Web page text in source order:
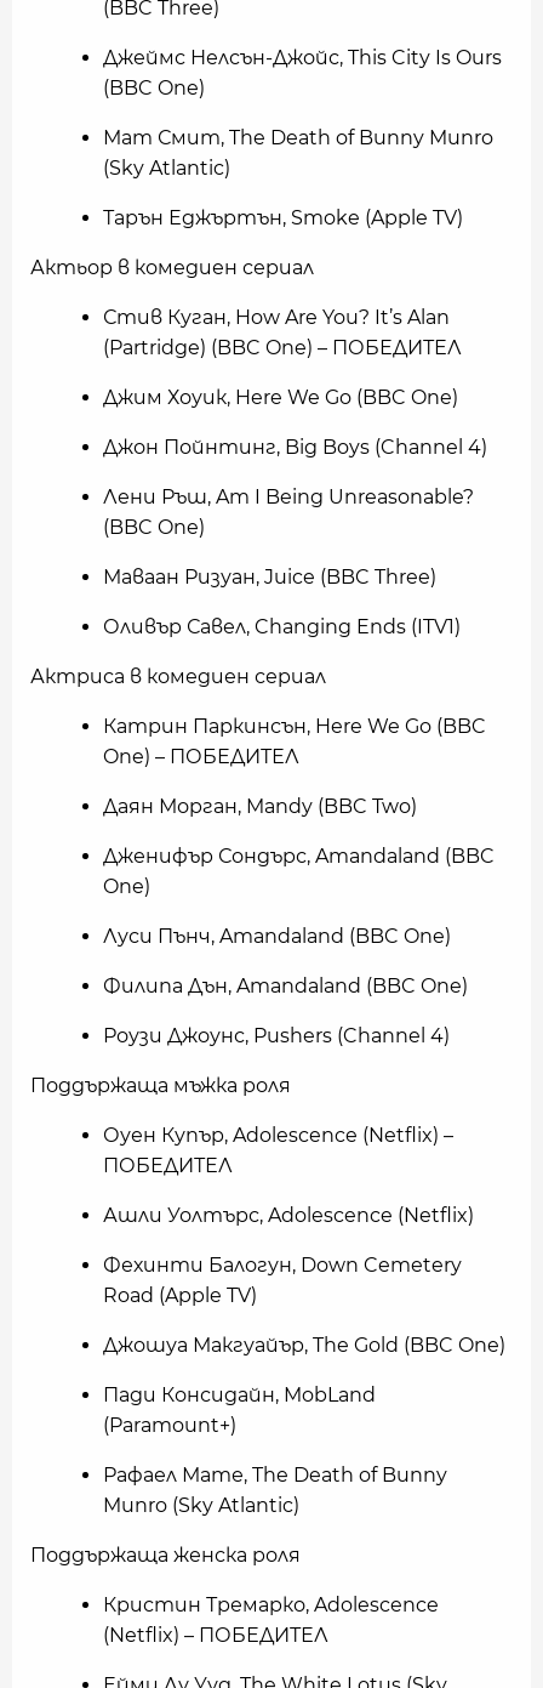
(BBC Three)
Джеймс Нелсън-Джойс, This City Is Ours
(BBC One)
Мат Смит, The Death of Bunny Munro
(Sky Atlantic)
Тарън Еджъртън, Smoke (Apple TV)
Актьор в комедиен сериал
Стив Куган, How Are You? It’s Alan
(Partridge) (BBC One) – ПОБЕДИТЕЛ
Джим Хоуик, Here We Go (BBC One)
Джон Пойнтинг, Big Boys (Channel 4)
Лени Ръш, Am I Being Unreasonable?
(BBC One)
Маваан Ризуан, Juice (BBC Three)
Оливър Савел, Changing Ends (ITV1)
Актриса в комедиен сериал
Катрин Паркинсън, Here We Go (BBC
One) – ПОБЕДИТЕЛ
Даян Морган, Mandy (BBC Two)
Дженифър Сондърс, Amandaland (BBC
One)
Луси Пънч, Amandaland (BBC One)
Филипа Дън, Amandaland (BBC One)
Роузи Джоунс, Pushers (Channel 4)
Поддържаща мъжка роля
Оуен Купър, Adolescence (Netflix) –
ПОБЕДИТЕЛ
Ашли Уолтърс, Adolescence (Netflix)
Фехинти Балогун, Down Cemetery
Road (Apple TV)
Джошуа Макгуайър, The Gold (BBC One)
Пади Консидайн, MobLand
(Paramount+)
Рафаел Мате, The Death of Bunny
Munro (Sky Atlantic)
Поддържаща женска роля
Кристин Тремарко, Adolescence
(Netflix) – ПОБЕДИТЕЛ